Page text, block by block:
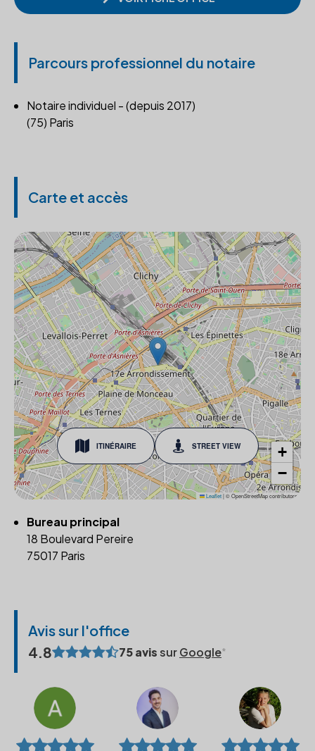
Parcours professionnel du notaire
Notaire individuel - (depuis 2017)
(75) Paris
Carte et accès
ITINÉRAIRE STREET VIEW
+
−
Leaflet|© OpenStreetMap contributors
Bureau principal
18 Boulevard Pereire
75017 Paris
Avis sur l'office
4.8
75 avissurGoogle